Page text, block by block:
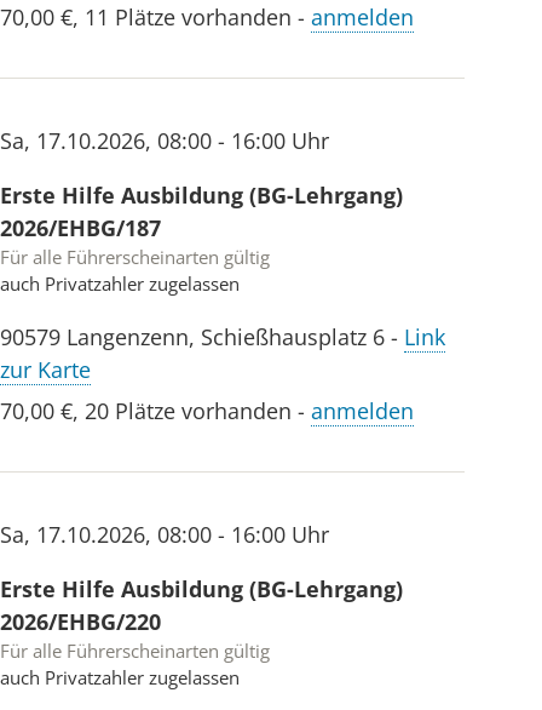
70,00 €, 11 Plätze vorhanden - anmelden
Sa, 17.10.2026, 08:00 - 16:00 Uhr
Erste Hilfe Ausbildung (BG-Lehrgang)
2026/EHBG/187
Für alle Führerscheinarten gültig
auch Privatzahler zugelassen
90579 Langenzenn, Schießhausplatz 6 - Link
zur Karte
70,00 €, 20 Plätze vorhanden - anmelden
Sa, 17.10.2026, 08:00 - 16:00 Uhr
Erste Hilfe Ausbildung (BG-Lehrgang)
2026/EHBG/220
Für alle Führerscheinarten gültig
auch Privatzahler zugelassen